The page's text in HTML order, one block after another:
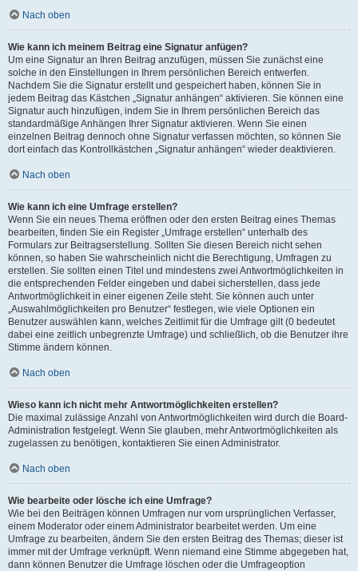
Nach oben
Wie kann ich meinem Beitrag eine Signatur anfügen?
Um eine Signatur an Ihren Beitrag anzufügen, müssen Sie zunächst eine
solche in den Einstellungen in Ihrem persönlichen Bereich entwerfen.
Nachdem Sie die Signatur erstellt und gespeichert haben, können Sie in
jedem Beitrag das Kästchen „Signatur anhängen“ aktivieren. Sie können eine
Signatur auch hinzufügen, indem Sie in Ihrem persönlichen Bereich das
standardmäßige Anhängen Ihrer Signatur aktivieren. Wenn Sie einen
einzelnen Beitrag dennoch ohne Signatur verfassen möchten, so können Sie
dort einfach das Kontrollkästchen „Signatur anhängen“ wieder deaktivieren.
Nach oben
Wie kann ich eine Umfrage erstellen?
Wenn Sie ein neues Thema eröffnen oder den ersten Beitrag eines Themas
bearbeiten, finden Sie ein Register „Umfrage erstellen“ unterhalb des
Formulars zur Beitragserstellung. Sollten Sie diesen Bereich nicht sehen
können, so haben Sie wahrscheinlich nicht die Berechtigung, Umfragen zu
erstellen. Sie sollten einen Titel und mindestens zwei Antwortmöglichkeiten in
die entsprechenden Felder eingeben und dabei sicherstellen, dass jede
Antwortmöglichkeit in einer eigenen Zeile steht. Sie können auch unter
„Auswahlmöglichkeiten pro Benutzer“ festlegen, wie viele Optionen ein
Benutzer auswählen kann, welches Zeitlimit für die Umfrage gilt (0 bedeutet
dabei eine zeitlich unbegrenzte Umfrage) und schließlich, ob die Benutzer ihre
Stimme ändern können.
Nach oben
Wieso kann ich nicht mehr Antwortmöglichkeiten erstellen?
Die maximal zulässige Anzahl von Antwortmöglichkeiten wird durch die Board-
Administration festgelegt. Wenn Sie glauben, mehr Antwortmöglichkeiten als
zugelassen zu benötigen, kontaktieren Sie einen Administrator.
Nach oben
Wie bearbeite oder lösche ich eine Umfrage?
Wie bei den Beiträgen können Umfragen nur vom ursprünglichen Verfasser,
einem Moderator oder einem Administrator bearbeitet werden. Um eine
Umfrage zu bearbeiten, ändern Sie den ersten Beitrag des Themas; dieser ist
immer mit der Umfrage verknüpft. Wenn niemand eine Stimme abgegeben hat,
dann können Benutzer die Umfrage löschen oder die Umfrageoption